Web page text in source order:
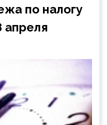
по налогу
апреля